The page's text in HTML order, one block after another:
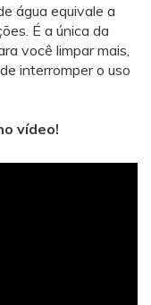
água equivale a
É a única da
você limpar mais,
interromper o uso
vídeo!